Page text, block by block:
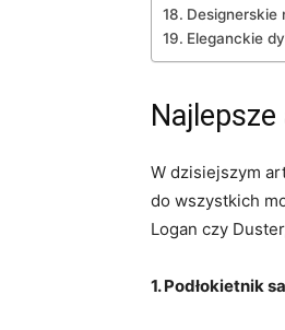
Designerskie
Eleganckie
W dzisiejszym
do wszystkich
Logan czy⁢
1. Podłokietnik⁣